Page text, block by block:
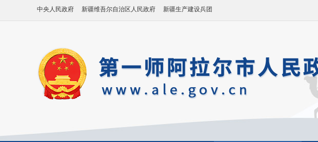
中央人民政府 新疆维吾尔自治区人民政府 新疆生产建设兵团